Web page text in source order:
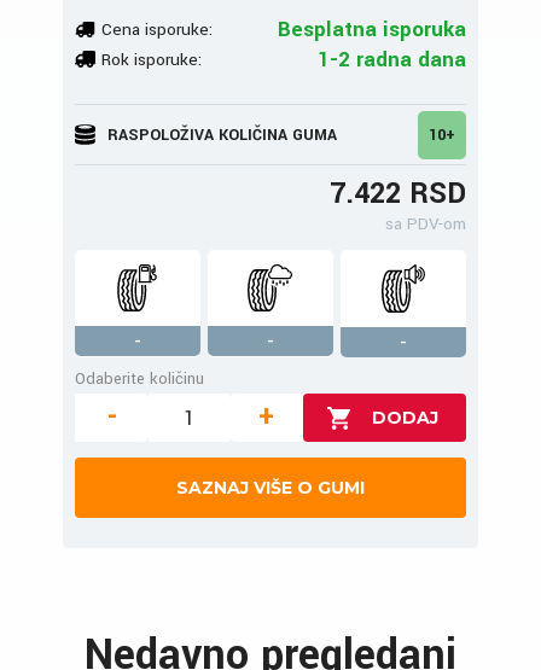
Cena isporuke: Besplatna isporuka
Rok isporuke: 1-2 radna dana
RASPOLOŽIVA KOLIČINA GUMA 10+
7.422 RSD
sa PDV-om
- -
-
Odaberite količinu
- +
SAZNAJ VIŠE O GUMI
Nedavno pregledani